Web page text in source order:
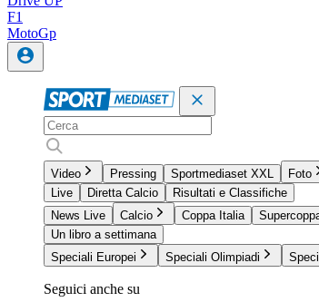
F1
MotoGp
Video Pressing Sportmediaset XXL
Foto
Live
Diretta Calcio
Risultati e Classifiche
News Live
Calcio Coppa Italia
Un libro a settimana
Speciali Europei
Speciali Olimpiadi
Seguici anche su